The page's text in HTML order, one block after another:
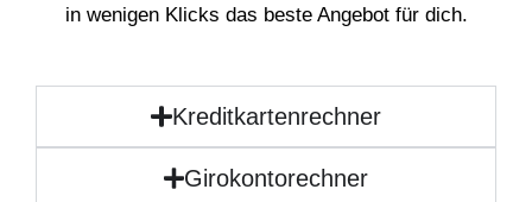
in wenigen Klicks das beste Angebot für dich.
Kreditkartenrechner
Girokontorechner